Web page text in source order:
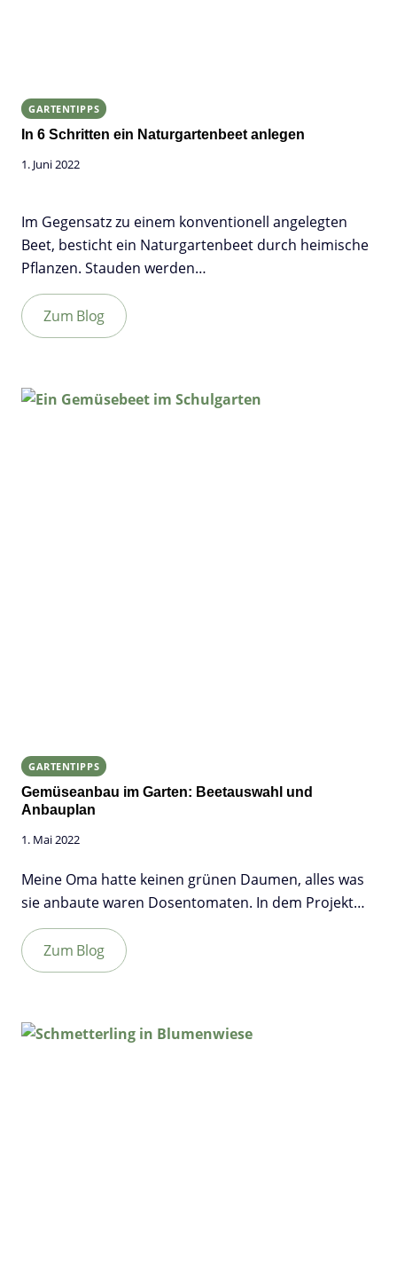
GARTENTIPPS
In 6 Schritten ein Naturgartenbeet anlegen
1. Juni 2022
Im Gegensatz zu einem konventionell angelegten
Beet, besticht ein Naturgartenbeet durch heimische
Pflanzen. Stauden werden…
Zum Blog
GARTENTIPPS
Gemüseanbau im Garten: Beetauswahl und
Anbauplan
1. Mai 2022
Meine Oma hatte keinen grünen Daumen, alles was
sie anbaute waren Dosentomaten. In dem Projekt…
Zum Blog